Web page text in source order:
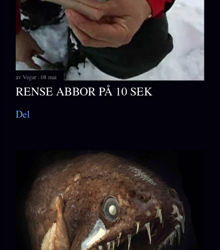
avVegar 08 mai
RENSE ABBOR PÅ 10 SEK
Del